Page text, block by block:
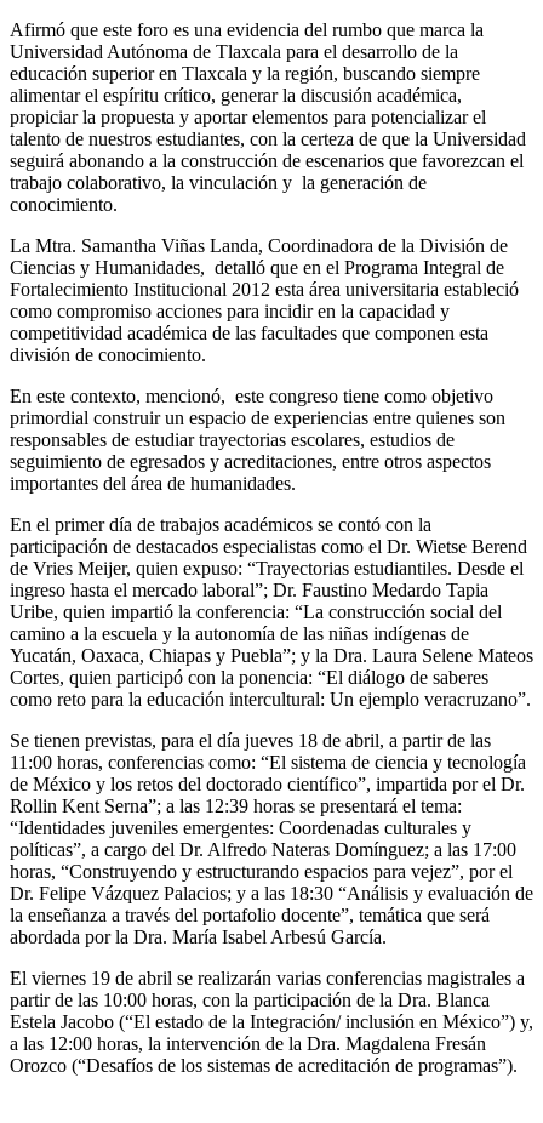
Afirmó que este foro es una evidencia del rumbo que marca la
Universidad Autónoma de Tlaxcala para el desarrollo de la
educación superior en Tlaxcala y la región, buscando siempre
alimentar el espíritu crítico, generar la discusión académica,
propiciar la propuesta y aportar elementos para potencializar el
talento de nuestros estudiantes, con la certeza de que la Universidad
seguirá abonando a la construcción de escenarios que favorezcan el
trabajo colaborativo, la vinculación y la generación de
conocimiento.
La Mtra. Samantha Viñas Landa, Coordinadora de la División de
Ciencias y Humanidades, detalló que en el Programa Integral de
Fortalecimiento Institucional 2012 esta área universitaria estableció
como compromiso acciones para incidir en la capacidad y
competitividad académica de las facultades que componen esta
división de conocimiento.
En este contexto, mencionó, este congreso tiene como objetivo
primordial construir un espacio de experiencias entre quienes son
responsables de estudiar trayectorias escolares, estudios de
seguimiento de egresados y acreditaciones, entre otros aspectos
importantes del área de humanidades.
En el primer día de trabajos académicos se contó con la
participación de destacados especialistas como el Dr. Wietse Berend
de Vries Meijer, quien expuso: “Trayectorias estudiantiles. Desde el
ingreso hasta el mercado laboral”; Dr. Faustino Medardo Tapia
Uribe, quien impartió la conferencia: “La construcción social del
camino a la escuela y la autonomía de las niñas indígenas de
Yucatán, Oaxaca, Chiapas y Puebla”; y la Dra. Laura Selene Mateos
Cortes, quien participó con la ponencia: “El diálogo de saberes
como reto para la educación intercultural: Un ejemplo veracruzano”.
Se tienen previstas, para el día jueves 18 de abril, a partir de las
11:00 horas, conferencias como: “El sistema de ciencia y tecnología
de México y los retos del doctorado científico”, impartida por el Dr.
Rollin Kent Serna”; a las 12:39 horas se presentará el tema:
“Identidades juveniles emergentes: Coordenadas culturales y
políticas”, a cargo del Dr. Alfredo Nateras Domínguez; a las 17:00
horas, “Construyendo y estructurando espacios para vejez”, por el
Dr. Felipe Vázquez Palacios; y a las 18:30 “Análisis y evaluación de
la enseñanza a través del portafolio docente”, temática que será
abordada por la Dra. María Isabel Arbesú García.
El viernes 19 de abril se realizarán varias conferencias magistrales a
partir de las 10:00 horas, con la participación de la Dra. Blanca
Estela Jacobo (“El estado de la Integración/ inclusión en México”) y,
a las 12:00 horas, la intervención de la Dra. Magdalena Fresán
Orozco (“Desafíos de los sistemas de acreditación de programas”).